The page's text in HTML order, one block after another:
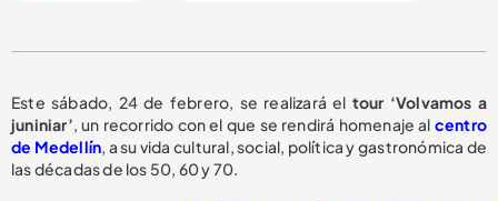
Este sábado, 24 de febrero, se realizará el tour ‘Volvamos a
juniniar’, un recorrido con el que se rendirá homenaje al centro
de Medellín, a su vida cultural, social, política y gastronómica de
las décadas de los 50, 60 y 70.